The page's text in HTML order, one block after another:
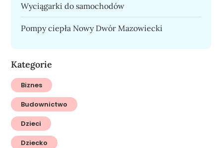
Wyciągarki do samochodów
Pompy ciepła Nowy Dwór Mazowiecki
Kategorie
Biznes
Budownictwo
Dzieci
Dziecko